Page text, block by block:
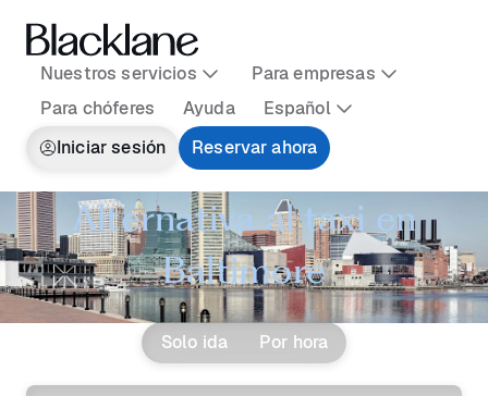
Nuestros servicios
Para empresas
Para chóferes
Ayuda
Español
Iniciar sesión
Reservar ahora
Alternativa al taxi en
Baltimore
Solo ida Por hora